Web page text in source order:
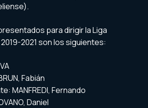
para dirigir la Liga
2021 son los siguientes:
Fabián
MANFREDI, Fernando
Daniel